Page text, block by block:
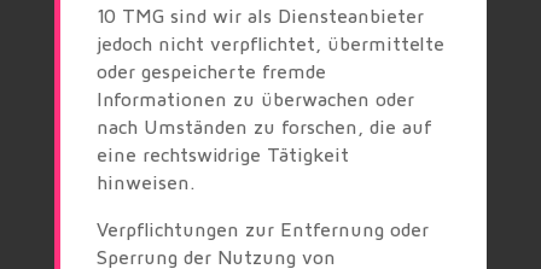
10 TMG sind wir als Diensteanbieter
jedoch nicht verpflichtet, übermittelte
oder gespeicherte fremde
Informationen zu überwachen oder
nach Umständen zu forschen, die auf
eine rechtswidrige Tätigkeit
hinweisen.
Verpflichtungen zur Entfernung oder
Sperrung der Nutzung von